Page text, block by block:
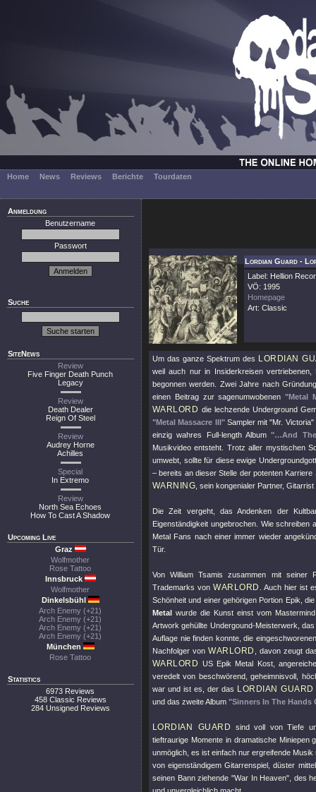
Home News Reviews Berichte Tourdaten
Anmeldung
Benutzername
Passwort
Suche
SiteNews
Review
Five Finger Death Punch
Legacy
Review
Death Dealer
Reign Of Steel
Review
Audrey Horne
Achilles
Special
In Extremo
Review
North Sea Echoes
How To Cast A Shadow
Upcoming Live
Graz
Wolfmother
Rose Tattoo
Innsbruck
Wolfmother
Dinkelsbühl
Arch Enemy (+21)
Arch Enemy (+21)
Arch Enemy (+21)
Arch Enemy (+21)
München
Rose Tattoo
Statistics
6973 Reviews
458 Classic Reviews
284 Unsigned Reviews
Lordian Guard -
Label: Hellion
VÖ: 1995
Homepage
Art: Classic
Um das ganze Spektrum des LORDIAN
weil auch nur in Insiderkreisen
begonnen werden. Zwei Jahre nach
einen Beitrag zur sagenumwobenen"Metal
WARLORD die lechzende Underground
"Metal Massacre III"Sampler mit"Mr. Victoria"
einzig wahres Full-length Album"…And
Musikvideo entsteht. Trotz aller mystischen
umwebt, sollte für diese ewige
– bereits an dieser Stelle der potenten
WARNING , sein kongenialer Partner,
Die Zeit vergeht, das Andenken der
Eigenständigkeit ungebrochen. Wie
Metal Fans nach einer immer wieder
Tür.
Von William Tsamis zusammen mit
Trademarks vonWARLORD
. Auch hier ist
Schönheit und einer gehörigen Portion Epik,
Metal wurde die Kunst einst vom
Artwork gehüllte Undergound-Meisterwerk,
Auflage nie finden konnte, die
Nachfolger vonWARLORD , davon zeugt
WARLORD US Epik Metal Kost,
veredelt von beschwörend, geheimnisvoll,
war und ist es, der das LORDIAN GUARD
und das zweite Album "Sinners In The Hands
LORDIAN GUARD sind voll von Tiefe
tieftraurige Momente in dramatische Miniepen
unmöglich, es ist einfach nur ergreifende
von eigenständigem Gitarrenspiel, düster
seinen Bann ziehende "War In Heaven" , des